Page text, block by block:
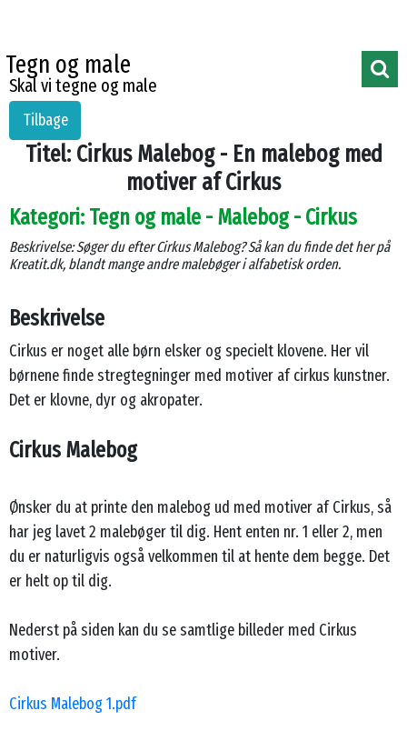
Tegn og male
Skal vi tegne og male
Tilbage
Titel: Cirkus Malebog - En malebog med
motiver af Cirkus
Kategori: Tegn og male - Malebog - Cirkus
Beskrivelse: Søger du efter Cirkus Malebog? Så kan du finde det her på
Kreatit.dk, blandt mange andre malebøger i alfabetisk orden.
Beskrivelse
Cirkus er noget alle børn elsker og specielt klovene. Her vil
børnene finde stregtegninger med motiver af cirkus kunstner.
Det er klovne, dyr og akropater.
Cirkus Malebog
Ønsker du at printe den malebog ud med motiver af Cirkus, så
har jeg lavet 2 malebøger til dig. Hent enten nr. 1 eller 2, men
du er naturligvis også velkommen til at hente dem begge. Det
er helt op til dig.
Nederst på siden kan du se samtlige billeder med Cirkus
motiver.
Cirkus Malebog 1.pdf